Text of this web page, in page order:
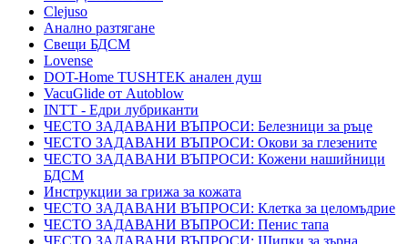
Clejuso
Анално разтягане
Свещи БДСМ
Lovense
DOT-Home TUSHTEK анален душ
VacuGlide от Autoblow
INTT - Едри лубриканти
ЧЕСТО ЗАДАВАНИ ВЪПРОСИ: Белезници за ръце
ЧЕСТО ЗАДАВАНИ ВЪПРОСИ: Окови за глезените
ЧЕСТО ЗАДАВАНИ ВЪПРОСИ: Кожени нашийници
БДСМ
Инструкции за грижа за кожата
ЧЕСТО ЗАДАВАНИ ВЪПРОСИ: Клетка за целомъдрие
ЧЕСТО ЗАДАВАНИ ВЪПРОСИ: Пенис тапа
ЧЕСТО ЗАДАВАНИ ВЪПРОСИ: Щипки за зърна